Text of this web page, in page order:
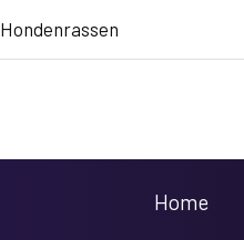
Hondenrassen
Home